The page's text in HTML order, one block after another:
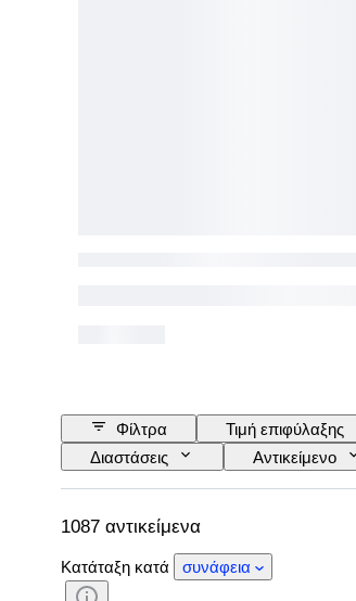
Φίλτρα Τιμή επιφύλαξης
Διαστάσεις
Αντικείμενο
Στυλ
Τεχνική
1087 αντικείμενα
Κατάταξη κατά συνάφεια